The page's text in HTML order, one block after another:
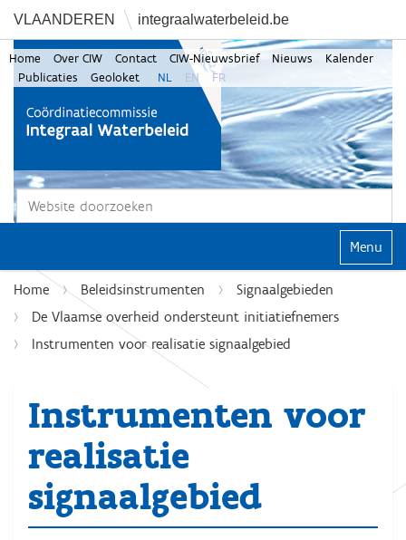
VLAANDEREN integraalwaterbeleid.be
Zoek
Home Over CIW Contact CIW-Nieuwsbrief Nieuws
Kalender
Publicaties
Geoloket NL EN FR
Klap
Home Beleidsinstrumenten
Signaalgebieden
De Vlaamse overheid ondersteunt initiatiefnemers
Instrumenten voor realisatie signaalgebied
Instrumenten voor
realisatie
signaalgebied